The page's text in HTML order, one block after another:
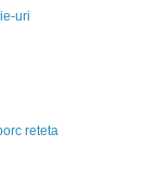
uri
reteta